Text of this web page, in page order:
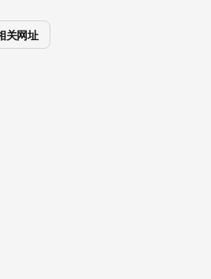
关网址